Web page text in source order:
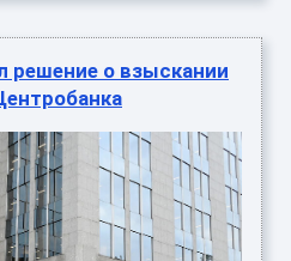
решение о взыскании